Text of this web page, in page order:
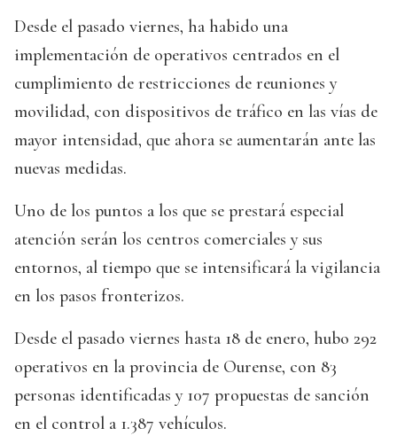
Desde el pasado viernes, ha habido una
implementación de operativos centrados en el
cumplimiento de restricciones de reuniones y
movilidad, con dispositivos de tráfico en las vías de
mayor intensidad, que ahora se aumentarán ante las
nuevas medidas.
Uno de los puntos a los que se prestará especial
atención serán los centros comerciales y sus
entornos, al tiempo que se intensificará la vigilancia
en los pasos fronterizos.
Desde el pasado viernes hasta 18 de enero, hubo 292
operativos en la provincia de Ourense, con 83
personas identificadas y 107 propuestas de sanción
en el control a 1.387 vehículos.